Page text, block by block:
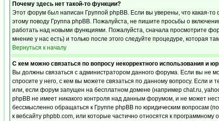
Почему здесь нет такой-то функции?
Этот форум был написан Группой phpBB. Если вы уверены, что какая-
этому поводу Группа phpBB. Пожалуйста, не пишите просьбы о
работать над новыми функциями. Пожалуйста, сначала просмотрите
мнение у нас есть) и только после этого следуйте процедуре, которая
Вернуться к началу
С кем можно связаться по вопросу некорректного использования и
Вы должны связаться с администратором данного форума. Если вы не
спросите у него, с кем вы можете связаться по данному вопросу. Если
или, если форум запущен на бесплатном домене (например chat.ru,
phpBB не имеет никакого контроля над данным форумом, и не может
бессмысленно обращаться к Группе phpBB по юридическим вопросам
к вебсайту phpbb.com, или которые частично относятся к